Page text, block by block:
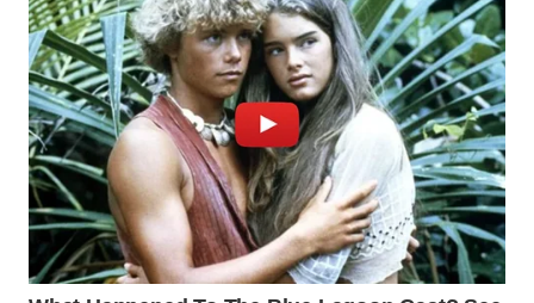
WN
INDRAMAYU
WN
KUNINGAN
WN
MAJALENGKA